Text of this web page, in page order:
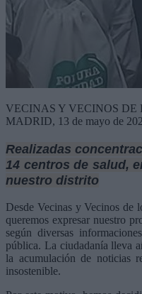
VECINAS Y VECINOS DE
MADRID, 13 de mayo de
Realizadas
14 centros de salud,
nuestro distrito
Desde Vecinas y Vecinos
queremos expresar nuestro
según diversas
pública. La ciudadanía lleva
la acumulación de noticias
insostenible.